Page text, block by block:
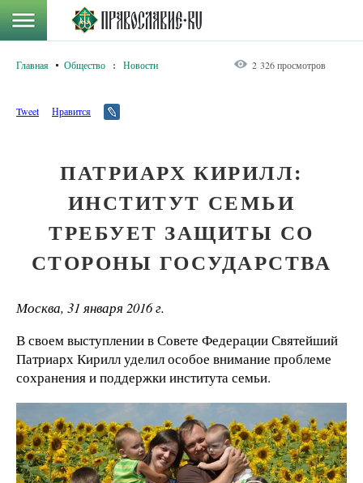
Главная Общество : Новости 2 326 просмотров
Tweet Нравится
ПАТРИАРХ КИРИЛЛ:
ИНСТИТУТ СЕМЬИ
ТРЕБУЕТ ЗАЩИТЫ СО
СТОРОНЫ ГОСУДАРСТВА
Москва, 31 января 2016 г.
В своем выступлении в Совете Федерации Святейший
Патриарх Кирилл уделил особое внимание проблеме
сохранения и поддержки института семьи.